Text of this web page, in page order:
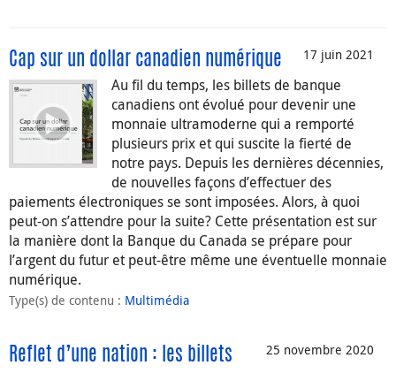
17 juin 2021
Cap sur un dollar canadien numérique
Au fil du temps, les billets de banque
canadiens ont évolué pour devenir une
monnaie ultramoderne qui a remporté
plusieurs prix et qui suscite la fierté de
notre pays. Depuis les dernières décennies,
de nouvelles façons d’effectuer des
paiements électroniques se sont imposées. Alors, à quoi
peut-on s’attendre pour la suite? Cette présentation est sur
la manière dont la Banque du Canada se prépare pour
l’argent du futur et peut-être même une éventuelle monnaie
numérique.
Type(s) de contenu : Multimédia
25 novembre 2020
Reflet d’une nation : les billets